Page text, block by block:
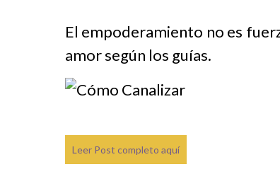
El empoderamiento no es
amor según los guías.
Leer Post completo aquí